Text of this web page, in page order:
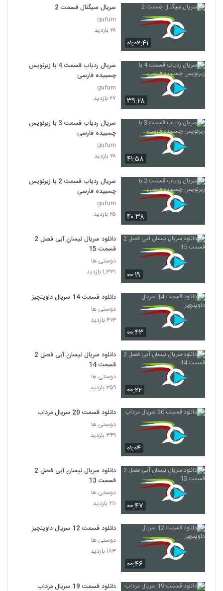
۰۱:۰۲:۴۱
سریال سیگنال قسمت 2
gufum
۲۸ بازدید
۳۹:۲۸
سریال ردیاب قسمت 4 با زیرنویس
چسبیده فارسی
gufum
۲۷ بازدید
۴۱:۵۸
سریال ردیاب قسمت 3 با زیرنویس
چسبیده فارسی
gufum
۲۸ بازدید
۴۰:۳۸
سریال ردیاب قسمت 2 با زیرنویس
چسبیده فارسی
gufum
۲۵ بازدید
۰۰:۱۹
دانلود سریال نیسان آبی فصل 2
قسمت 15
دوستی ها
۱,۳۳۱ بازدید
۰۰:۴۳
دانلود قسمت 14 سریال داوینچیز
دوستی ها
۴۱۳ بازدید
۰۰:۲۲
دانلود سریال نیسان آبی فصل 2
قسمت 14
دوستی ها
۳۵۹ بازدید
۰۱:۰۴
دانلود قسمت 20 سریال مرداب
دوستی ها
۳۴۹ بازدید
۰۰:۴۷
دانلود سریال نیسان آبی فصل 2
قسمت 13
دوستی ها
۲۱۱ بازدید
۰۰:۴۶
دانلود قسمت 12 سریال داوینچیز
دوستی ها
۱۸۳ بازدید
دانلود قسمت 19 سریال مرداب